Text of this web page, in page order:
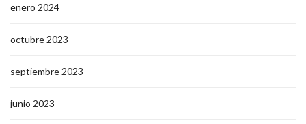
enero 2024
octubre 2023
septiembre 2023
junio 2023